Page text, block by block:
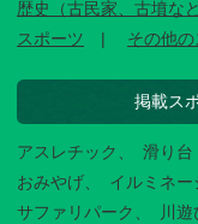
歴史（古民家、古墳など
スポーツ
その他の
掲載ス
アスレチック 滑り台
おみやげ
イルミネー
サファリパーク
川遊